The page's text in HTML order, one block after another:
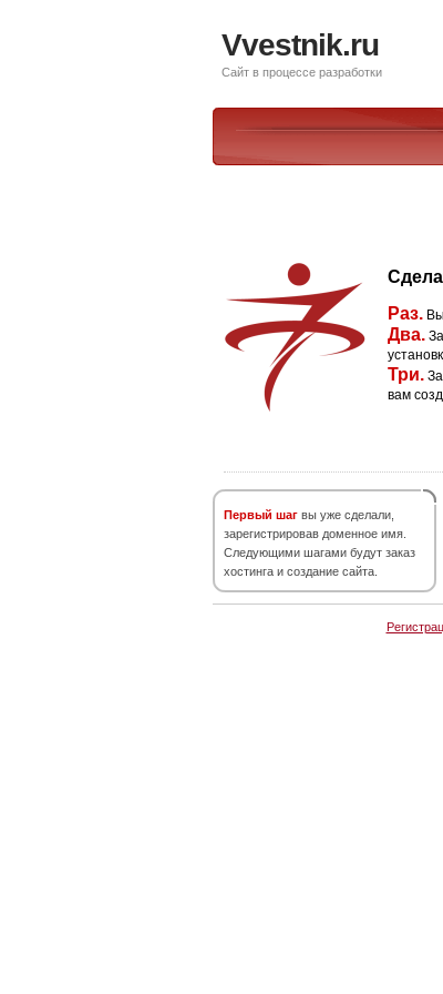
Vvestnik.ru
Сайт в процессе разработки
Раз.
Два.
Три.
вам
Первый шаг вы уже сделали,
зарегистрировав доменное имя.
Следующими шагами будут заказ
хостинга и создание сайта.